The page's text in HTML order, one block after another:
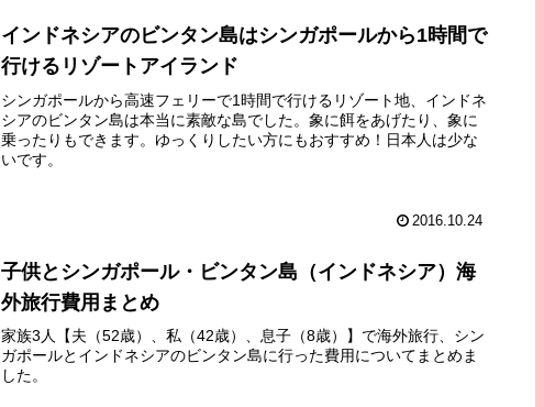
インドネシアのビンタン島はシンガポールから1時間で
行けるリゾートアイランド
シンガポールから高速フェリーで1時間で行けるリゾート地、インドネ
シアのビンタン島は本当に素敵な島でした。象に餌をあげたり、象に
乗ったりもできます。ゆっくりしたい方にもおすすめ！日本人は少な
いです。
2016.10.24
子供とシンガポール・ビンタン島（インドネシア）海
外旅行費用まとめ
家族3人【夫（52歳）、私（42歳）、息子（8歳）】で海外旅行、シン
ガポールとインドネシアのビンタン島に行った費用についてまとめま
した。